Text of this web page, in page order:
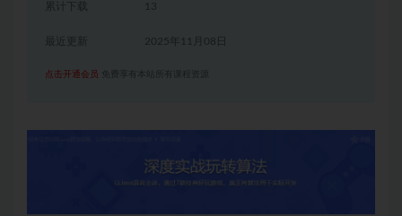
累计下载 13
2025年11月08日
点击开通会员 免费享有本站所有课程资源